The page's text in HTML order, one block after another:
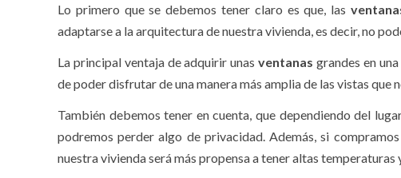
Lo primero que se debemos tener claro es que, las
adaptarse a la arquitectura de nuestra vivienda, es decir, no
La principal ventaja de adquirir unasventanas grandes en una
de poder disfrutar de una manera más amplia de las vistas que
También debemos tener en cuenta, que dependiendo del
podremos perder algo de privacidad. Además, si
nuestra vivienda será más propensa a tener altas temperaturas